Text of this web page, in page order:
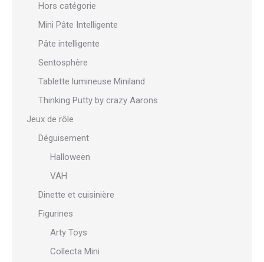
Hors catégorie
Mini Pâte Intelligente
Pâte intelligente
Sentosphère
Tablette lumineuse Miniland
Thinking Putty by crazy Aarons
Jeux de rôle
Déguisement
Halloween
VAH
Dinette et cuisinière
Figurines
Arty Toys
Collecta Mini